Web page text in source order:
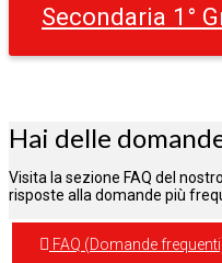
Secondaria 1°
Hai delle
Visita la sezione FAQ del
risposte alla domande più
FAQ (Domande